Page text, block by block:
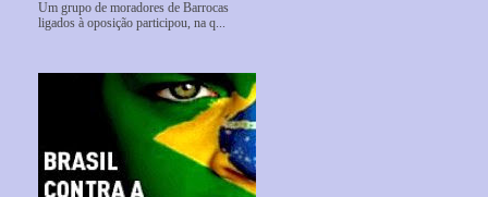
Um grupo de moradores de Barrocas
ligados à oposição participou, na q...